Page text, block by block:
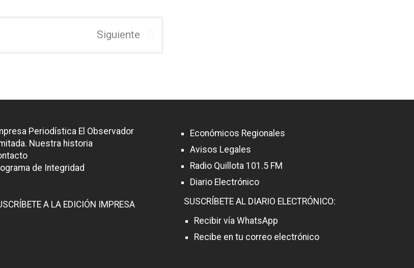
Siguiente
Periodística El Observador
Nuestra historia
de Integridad
A LA EDICIÓN IMPRESA
Económicos Regionales
Avisos Legales
Radio Quillota 101.5 FM
Diario Electrónico
SUSCRÍBETE AL DIARIO ELECTRÓNICO:
Recibir vía WhatsApp
Recibe en tu correo electrónico